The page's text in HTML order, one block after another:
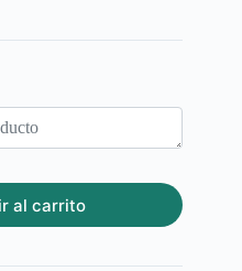
al carrito